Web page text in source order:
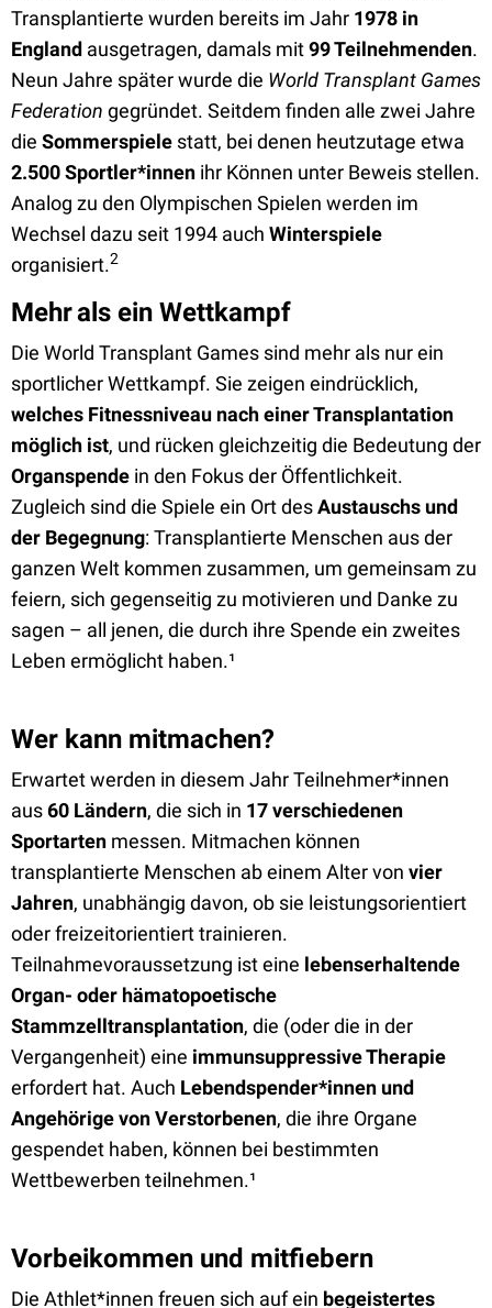
Transplantierte wurden bereits im Jahr 1978 in
England ausgetragen, damals mit99 Teilnehmenden.
Neun Jahre später wurde die World Transplant Games
Federation gegründet. Seitdem finden alle zwei Jahre
die Sommerspiele statt, bei denen heutzutage etwa
2.500 Sportler*innen ihr Können unter Beweis stellen.
Analog zu den Olympischen Spielen werden im
Wechsel dazu seit 1994 auch Winterspiele
organisiert.2
Mehrals ein Wettkampf
Die World Transplant Games sind mehr als nur ein
sportlicher Wettkampf. Sie zeigen eindrücklich,
welches Fitnessniveau nach einer Transplantation
möglich ist, und rücken gleichzeitig die Bedeutung der
Organspende in den Fokus der Öffentlichkeit.
Zugleich sind die Spiele ein Ort desAustauschs und
der Begegnung: Transplantierte Menschen aus der
ganzen Welt kommen zusammen, um gemeinsam zu
feiern, sich gegenseitig zu motivieren und Danke zu
sagen – all jenen, die durch ihre Spende ein zweites
Leben ermöglicht haben.¹
Wer kann mitmachen?
Erwartet werden in diesem Jahr Teilnehmer*innen
aus60 Ländern, die sich in 17 verschiedenen
Sportarten messen. Mitmachen können
transplantierte Menschen ab einem Alter von vier
Jahren, unabhängig davon, ob sie leistungsorientiert
oder freizeitorientiert trainieren.
Teilnahmevoraussetzung ist eine lebenserhaltende
Organ- oder hämatopoetische
Stammzelltransplantation, die (oder die in der
Vergangenheit) eine immunsuppressive Therapie
erfordert hat. Auch Lebendspender*innen und
Angehörige von Verstorbenen, die ihre Organe
gespendet haben, können bei bestimmten
Wettbewerben teilnehmen.¹
Vorbeikommen und mitfiebern
Die Athlet*innen freuen sich auf ein begeistertes